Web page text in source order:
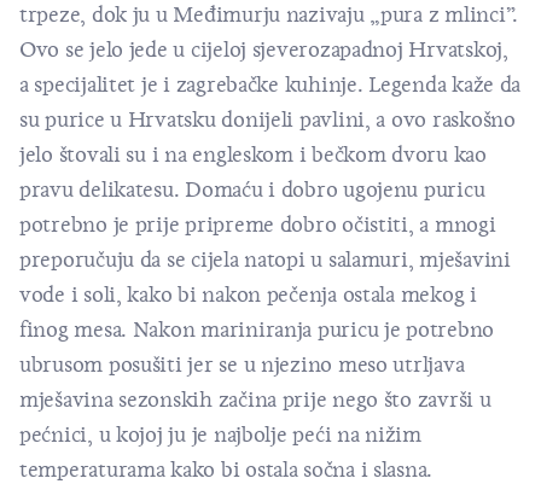
trpeze, dok ju u Međimurju nazivaju „pura z mlinci”.
Ovo se jelo jede u cijeloj sjeverozapadnoj Hrvatskoj,
a specijalitet je i zagrebačke kuhinje. Legenda kaže da
su purice u Hrvatsku donijeli pavlini, a ovo raskošno
jelo štovali su i na engleskom i bečkom dvoru kao
pravu delikatesu. Domaću i dobro ugojenu puricu
potrebno je prije pripreme dobro očistiti, a mnogi
preporučuju da se cijela natopi u salamuri, mješavini
vode i soli, kako bi nakon pečenja ostala mekog i
finog mesa. Nakon mariniranja puricu je potrebno
ubrusom posušiti jer se u njezino meso utrljava
mješavina sezonskih začina prije nego što završi u
pećnici, u kojoj ju je najbolje peći na nižim
temperaturama kako bi ostala sočna i slasna.